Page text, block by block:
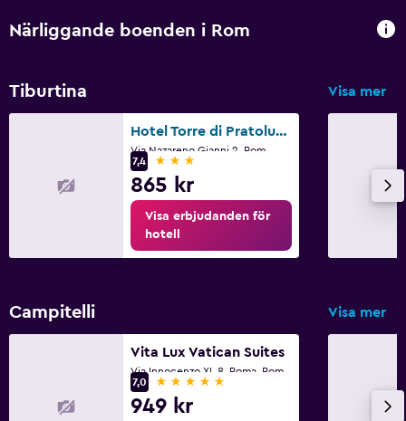
Närliggande boenden i Rom
Tiburtina Visa mer
Hotel Torre di Pratolungo
Via Nazareno Gianni 2, Rom
7,4
3 stjärnor
865 kr
Visa erbjudanden för
hotell
Campitelli Visa mer
Vita Lux Vatican Suites
Via Innocenzo XI, 8, Roma, Rom
7,0
5 stjärnor
949 kr